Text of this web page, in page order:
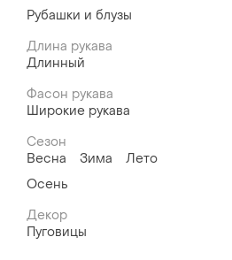
Рубашки и блузы
Длина рукава
Длинный
Фасон рукава
Широкие рукава
Сезон
Весна
Зима
Лето
Осень
Декор
Пуговицы